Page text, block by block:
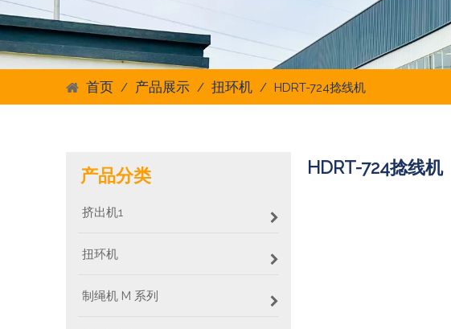
首页 / 产品展示 / 扭环机 / HDRT-724捻线机
产品分类
挤出机1
扭环机
制绳机 M 系列
HDRT-724捻线机